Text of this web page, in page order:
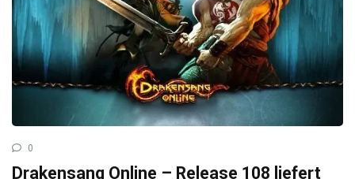
0
Drakensang Online – Release 108 liefert